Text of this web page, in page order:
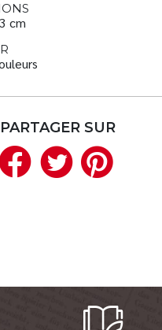
cm
PARTAGER SUR
Facebook
Twitter